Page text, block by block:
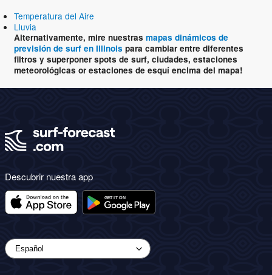
Temperatura del Aire
Lluvia
Alternativamente, mire nuestras mapas dinámicos de
previsión de surf en Illinois para cambiar entre diferentes
filtros y superponer spots de surf, ciudades, estaciones
meteorológicas or estaciones de esquí encima del mapa!
Descubrir nuestra app